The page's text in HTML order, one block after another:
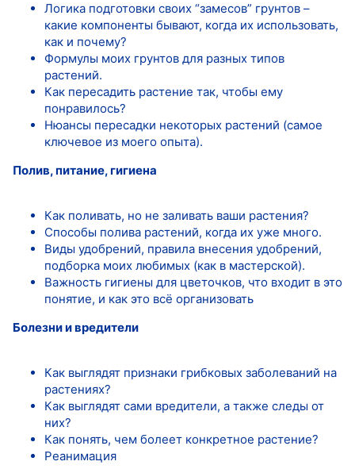
Логика подготовки своих “замесов” грунтов –
какие компоненты бывают, когда их использовать,
как и почему?
Формулы моих грунтов для разных типов
растений.
Как пересадить растение так, чтобы ему
понравилось?
Нюансы пересадки некоторых растений (самое
ключевое из моего опыта).
Полив, питание, гигиена
Как поливать, но не заливать ваши растения?
Способы полива растений, когда их уже много.
Виды удобрений, правила внесения удобрений,
подборка моих любимых (как в мастерской).
Важность гигиены для цветочков, что входит в это
понятие, и как это всё организовать
Болезни и вредители
Как выглядят признаки грибковых заболеваний на
растениях?
Как выглядят сами вредители, а также следы от
них?
Как понять, чем болеет конкретное растение?
Реанимация